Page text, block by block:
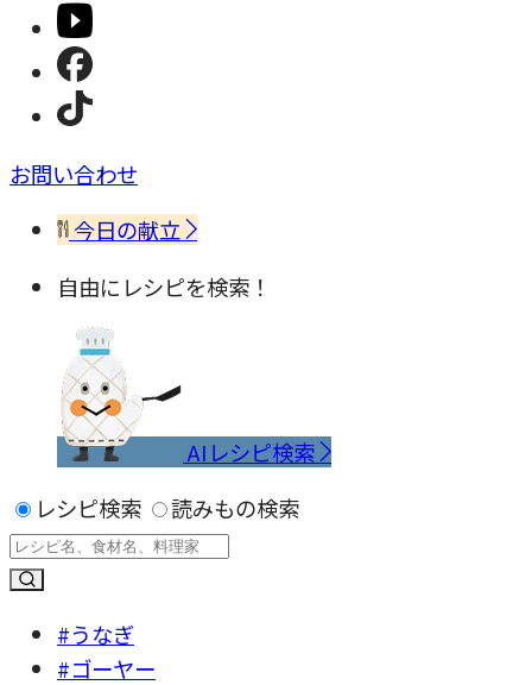
お問い合わせ
今日の献立
自由にレシピを検索！
AIレシピ検索
レシピ検索
読みもの検索
#うなぎ
#ゴーヤー